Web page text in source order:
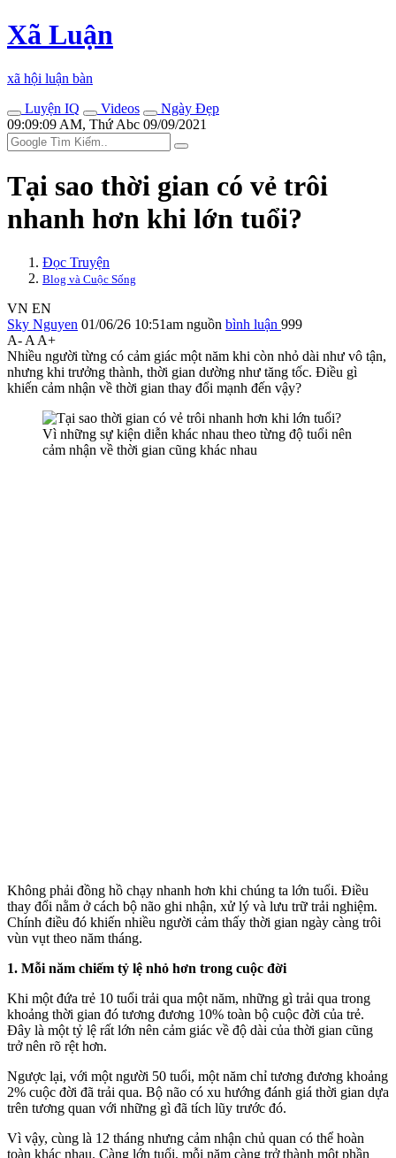
Xã Luận
xã hội luận bàn
Luyện IQ
Videos
Ngày Đẹp
09:09:09 AM, Thứ Abc 09/09/2021
Tại sao thời gian có vẻ trôi
nhanh hơn khi lớn tuổi?
Đọc Truyện
Blog và Cuộc Sống
VN EN
Sky Nguyen 01/06/26 10:51am nguồn bình luận 999
A- A A+
Nhiều người từng có cảm giác một năm khi còn nhỏ dài như vô tận,
nhưng khi trưởng thành, thời gian dường như tăng tốc. Điều gì
khiến cảm nhận về thời gian thay đổi mạnh đến vậy?
Vì những sự kiện diễn khác nhau theo từng độ tuổi nên
cảm nhận về thời gian cũng khác nhau
Không phải đồng hồ chạy nhanh hơn khi chúng ta lớn tuổi. Điều
thay đổi nằm ở cách bộ não ghi nhận, xử lý và lưu trữ trải nghiệm.
Chính điều đó khiến nhiều người cảm thấy thời gian ngày càng trôi
vùn vụt theo năm tháng.
1. Mỗi năm chiếm tỷ lệ nhỏ hơn trong cuộc đời
Khi một đứa trẻ 10 tuổi trải qua một năm, những gì trải qua trong
khoảng thời gian đó tương đương 10% toàn bộ cuộc đời của trẻ.
Đây là một tỷ lệ rất lớn nên cảm giác về độ dài của thời gian cũng
trở nên rõ rệt hơn.
Ngược lại, với một người 50 tuổi, một năm chỉ tương đương khoảng
2% cuộc đời đã trải qua. Bộ não có xu hướng đánh giá thời gian dựa
trên tương quan với những gì đã tích lũy trước đó.
Vì vậy, cùng là 12 tháng nhưng cảm nhận chủ quan có thể hoàn
toàn khác nhau. Càng lớn tuổi, mỗi năm càng trở thành một phần